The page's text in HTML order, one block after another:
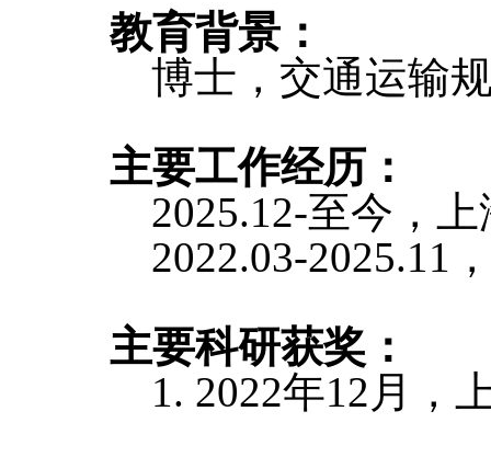
教育背景：
博士，交通运输
主要工作经历：
2025.12-至今，
2022.03-2025.11
主要科研获奖：
1. 2022年12 月，